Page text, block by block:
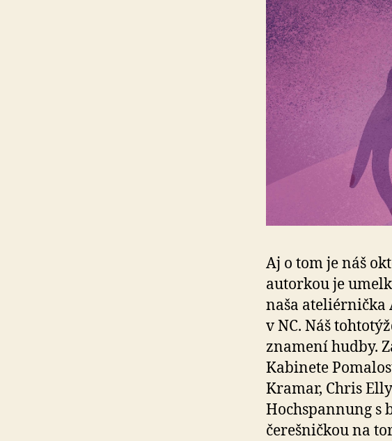
Aj o tom je náš
autorkou je
naša ateliérnička
v NC. Náš
znamení hudby.
Kabinete
Kramar, Chris
Hochspannung s
čerešničkou na